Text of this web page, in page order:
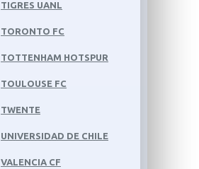
TIGRES UANL
TORONTO FC
TOTTENHAM HOTSPUR
TOULOUSE FC
TWENTE
UNIVERSIDAD DE CHILE
VALENCIA CF